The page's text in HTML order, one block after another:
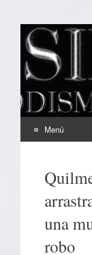
EL
Periodismo
Menú
contenido
una
robo